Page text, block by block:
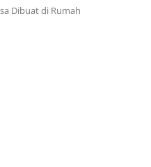
Dibuat di Rumah